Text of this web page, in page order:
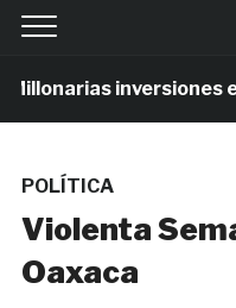
inversiones en
POLÍTICA
Violenta
Oaxaca